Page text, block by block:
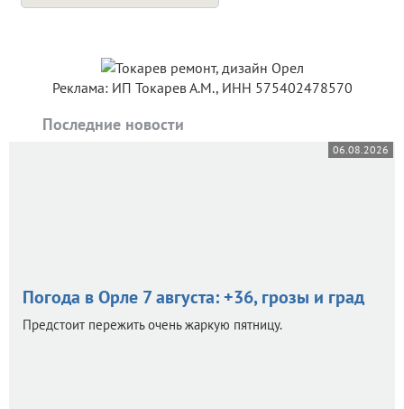
Реклама: ИП Токарев А.М., ИНН 575402478570
Последние новости
06.08.2026
Погода в Орле 7 августа: +36, грозы и град
Предстоит пережить очень жаркую пятницу.